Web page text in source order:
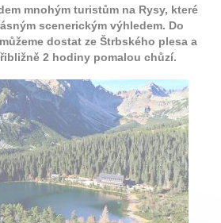
mnohým turistům na Rysy, které
scenerickým výhledem. Do
dostat ze Štrbského plesa a
2 hodiny pomalou chůzí.